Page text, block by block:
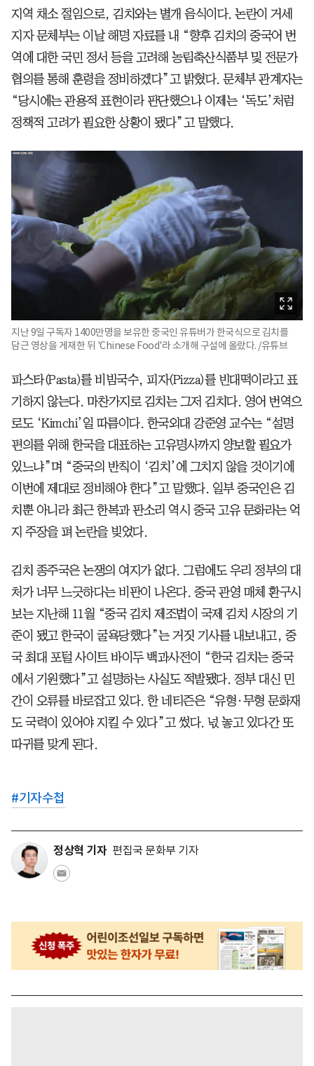
지역 채소 절임으로, 김치와는 별개 음식이다. 논란이 거세
지자 문체부는 이날 해명 자료를 내 “향후 김치의 중국어 번
역에 대한 국민 정서 등을 고려해 농림축산식품부 및 전문가
협의를 통해 훈령을 정비하겠다”고 밝혔다. 문체부 관계자는
“당시에는 관용적 표현이라 판단했으나 이제는 ‘독도’처럼
정책적 고려가 필요한 상황이 됐다”고 말했다.
지난 9일 구독자 1400만명을 보유한 중국인 유튜버가 한국식으로 김치를
담근 영상을 게재한 뒤 'Chinese Food'라 소개해 구설에 올랐다. /유튜브
파스타(Pasta)를 비빔국수, 피자(Pizza)를 빈대떡이라고 표
기하지 않는다. 마찬가지로 김치는 그저 김치다. 영어 번역으
로도 ‘Kimchi’일 따름이다. 한국외대 강준영 교수는 “설명
편의를 위해 한국을 대표하는 고유명사까지 양보할 필요가
있느냐”며 “중국의 반칙이 ‘김치’에 그치지 않을 것이기에
이번에 제대로 정비해야 한다”고 말했다. 일부 중국인은 김
치뿐 아니라 최근 한복과 판소리 역시 중국 고유 문화라는 억
지 주장을 펴 논란을 빚었다.
김치 종주국은 논쟁의 여지가 없다. 그럼에도 우리 정부의 대
처가 너무 느긋하다는 비판이 나온다. 중국 관영 매체 환구시
보는 지난해 11월 “중국 김치 제조법이 국제 김치 시장의 기
준이 됐고 한국이 굴욕당했다”는 거짓 기사를 내보내고, 중
국 최대 포털 사이트 바이두 백과사전이 “한국 김치는 중국
에서 기원했다”고 설명하는 사실도 적발됐다. 정부 대신 민
간이 오류를 바로잡고 있다. 한 네티즌은 “유형·무형 문화재
도 국력이 있어야 지킬 수 있다”고 썼다. 넋 놓고 있다간 또
따귀를 맞게 된다.
#기자수첩
정상혁 기자 편집국 문화부 기자